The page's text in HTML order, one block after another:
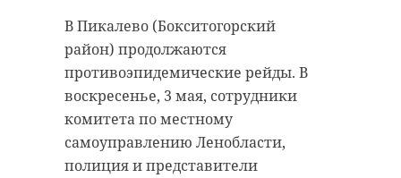
В Пикалево (Бокситогорский
район) продолжаются
противоэпидемические рейды. В
воскресенье, 3 мая, сотрудники
комитета по местному
самоуправлению Ленобласти,
полиция и представители
20 января 2021, 21:06
Подписывайтесь на нас в
привидениями” XIX
века